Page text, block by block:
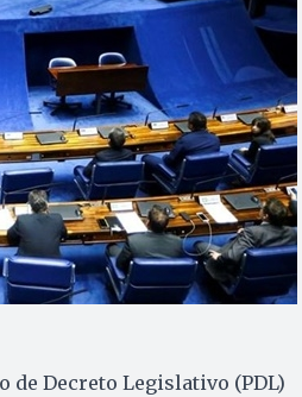
de Decreto Legislativo (PDL)